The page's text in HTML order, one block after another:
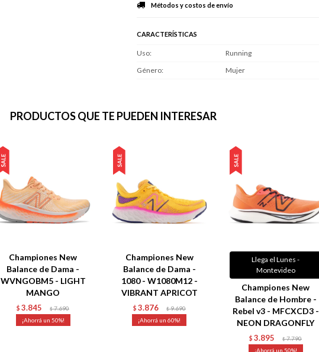
Métodos y costos de envío
CARACTERÍSTICAS
Uso
Running
Género
Mujer
PRODUCTOS QUE TE PUEDEN INTERESAR
Championes New
Balance de Dama -
WVNGOBM5 - LIGHT
MANGO
$ 3.845 $ 7.690
50
Championes New
Balance de Dama -
1080 - W1080M12 -
VIBRANT APRICOT
$ 3.876 $ 9.690
60
Llega el Lunes -
Montevideo
Championes New
Balance de Hombre -
Rebel v3 - MFCXCD3 -
NEON DRAGONFLY
$ 3.895 $ 7.790
50